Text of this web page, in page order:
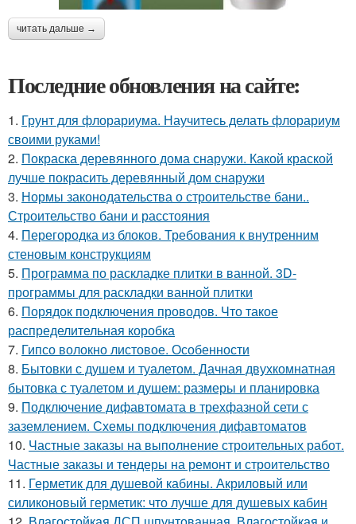
читать дальше →
Последние обновления на сайте:
1. Грунт для флорариума. Научитесь делать флорариум
своими руками!
2. Покраска деревянного дома снаружи. Какой краской
лучше покрасить деревянный дом снаружи
3. Нормы законодательства о строительстве бани..
Строительство бани и расстояния
4. Перегородка из блоков. Требования к внутренним
стеновым конструкциям
5. Программа по раскладке плитки в ванной. 3D-
программы для раскладки ванной плитки
6. Порядок подключения проводов. Что такое
распределительная коробка
7. Гипсо волокно листовое. Особенности
8. Бытовки с душем и туалетом. Дачная двухкомнатная
бытовка с туалетом и душем: размеры и планировка
9. Подключение дифавтомата в трехфазной сети с
заземлением. Схемы подключения дифавтоматов
10. Частные заказы на выполнение строительных работ.
Частные заказы и тендеры на ремонт и строительство
11. Герметик для душевой кабины. Акриловый или
силиконовый герметик: что лучше для душевых кабин